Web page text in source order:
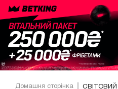
Домашня сторінка СВІТОВИЙ